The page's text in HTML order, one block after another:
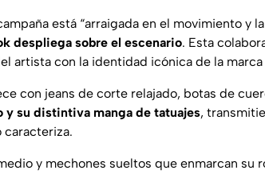
está “arraigada en el movimiento y
despliega sobre el escenario. Esta
artista con la identidad icónica de la
con jeans de corte relajado, botas de
y su distintiva manga de tatuajes,
caracteriza.
y mechones sueltos que enmarcan su